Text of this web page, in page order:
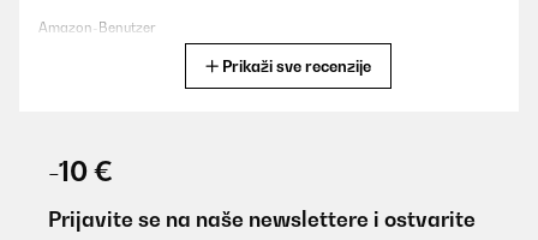
Amazon-Benutzer
buanderie que nous avons aménagé en bureau pour faire du
télétravail. Nous l'avons installé au plafond sur les poutres. La
Prikaži sve recenzije
-10 €
Prijavite se na naše newslettere i ostvarite